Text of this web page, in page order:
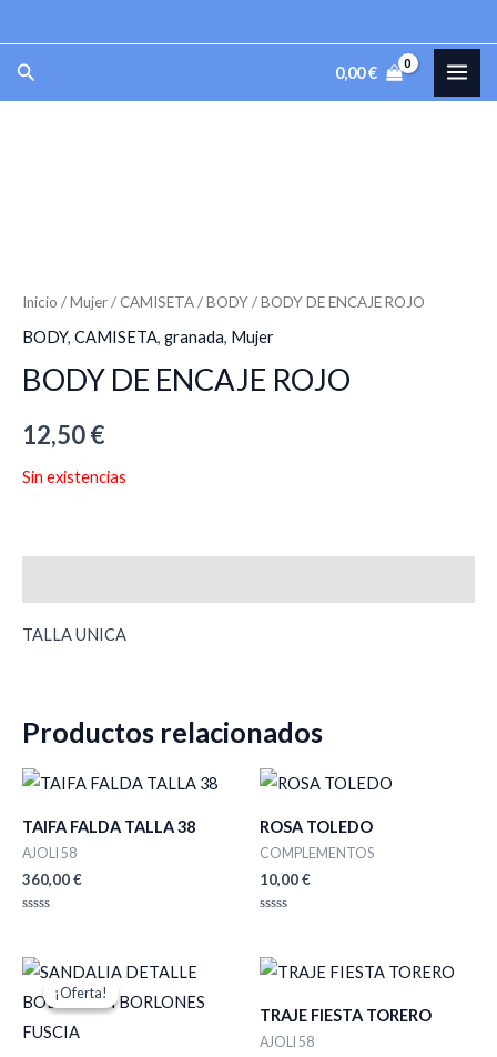
al
contenido
Buscar 0,00€
Inicio /Mujer/ CAMISETA/BODY/ BODY DE ENCAJE ROJO
BODY, CAMISETA, granada, Mujer
BODY DE ENCAJE ROJO
12,50€
Sin existencias
TALLA UNICA
Productos relacionados
TAIFA FALDA TALLA 38
AJOLI 58
360,00€
de
5
ROSA TOLEDO
COMPLEMENTOS
10,00€
de
5
¡Oferta!
¡Oferta!
El
precio
original
62,00 €.
El
precio
actual
TRAJE FIESTA TORERO
AJOLI 58